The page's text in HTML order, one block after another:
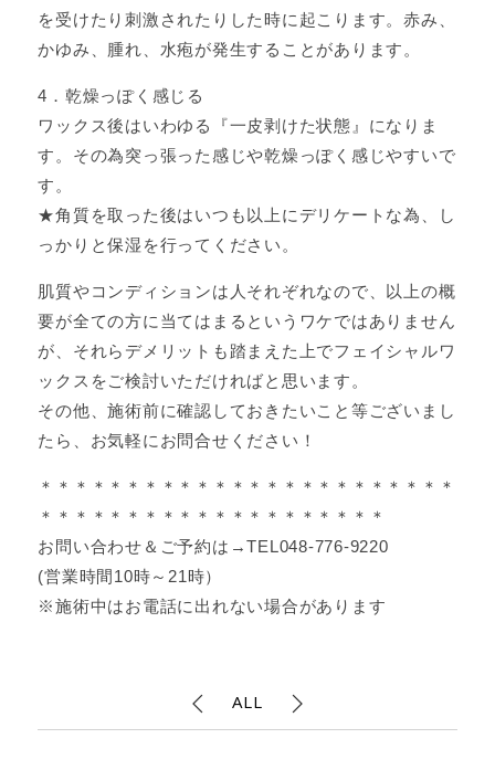
を受けたり刺激されたりした時に起こります。赤み、
かゆみ、腫れ、水疱が発生することがあります。
4．乾燥っぽく感じる
ワックス後はいわゆる『一皮剥けた状態』になりま
す。その為突っ張った感じや乾燥っぽく感じやすいで
す。
★角質を取った後はいつも以上にデリケートな為、し
っかりと保湿を行ってください。
肌質やコンディションは人それぞれなので、以上の概
要が全ての方に当てはまるというワケではありません
が、それらデメリットも踏まえた上でフェイシャルワ
ックスをご検討いただければと思います。
その他、施術前に確認しておきたいこと等ございまし
たら、お気軽にお問合せください！
＊＊＊＊＊＊＊＊＊＊＊＊＊＊＊＊＊＊＊＊＊＊＊＊
＊＊＊＊＊＊＊＊＊＊＊＊＊＊＊＊＊＊＊＊
お問い合わせ＆ご予約は→TEL048-776-9220
(営業時間10時～21時）
※施術中はお電話に出れない場合があります
ALL